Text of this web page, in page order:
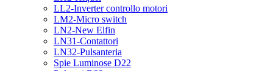
LL2-Inverter controllo motori
LM2-Micro switch
LN2-New Elfin
LN31-Contattori
LN32-Pulsanteria
Spie Luminose D22